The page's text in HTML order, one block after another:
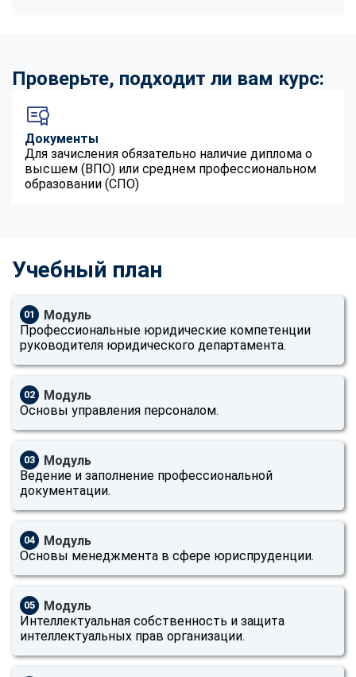
Проверьте, подходит ли вам курс:
Документы
Для зачисления обязательно наличие диплома о
высшем (ВПО) или среднем профессиональном
образовании (СПО)
Учебный план
01
Модуль
Профессиональные юридические компетенции
руководителя юридического департамента.
02
Модуль
Основы управления персоналом.
03
Модуль
Ведение и заполнение профессиональной
документации.
04
Модуль
Основы менеджмента в сфере юриспруденции.
05
Модуль
Интеллектуальная собственность и защита
интеллектуальных прав организации.